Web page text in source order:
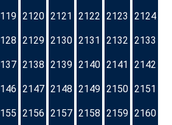
2120 2121 2122 2123 2124
2129 2130 2131 2132 2133
2138 2139 2140 2141 2142
2147 2148 2149 2150 2151
2156 2157 2158 2159 2160